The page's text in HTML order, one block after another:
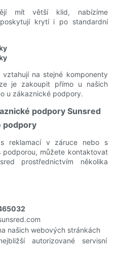
mít větší klid, nabízíme
krytí i po standardní
na stejné komponenty
je zakoupit přímo u našich
u zákaznické podpory.
podpory Sunsred
podpory
reklamací v záruce nebo s
podporou, můžete kontaktovat
prostřednictvím několika
našich webových stránkách
autorizované servisní